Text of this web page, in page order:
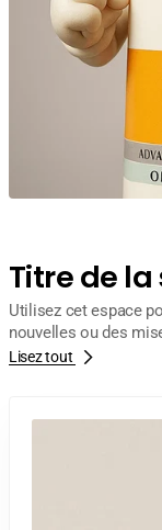
Titre de
Utilisez cet espace
nouvelles ou des
Lisez tout